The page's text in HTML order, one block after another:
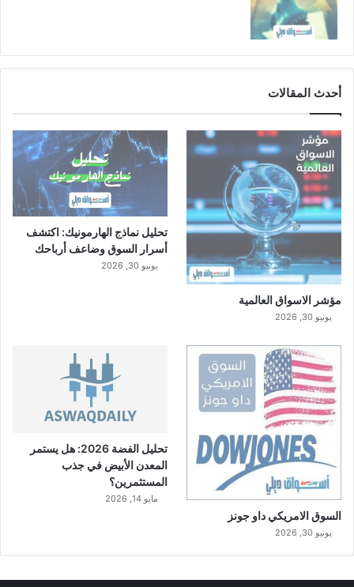
أحدث المقالات
مؤشر الاسواق العالمية
يونيو 30, 2026
تحليل نماذج الهارمونيك: اكتشف
أسرار السوق وضاعف أرباحك
يونيو 30, 2026
السوق الامريكي داو جونز
يونيو 30, 2026
تحليل الفضة 2026: هل يستمر
المعدن الأبيض في جذب
المستثمرين؟
مايو 14, 2026